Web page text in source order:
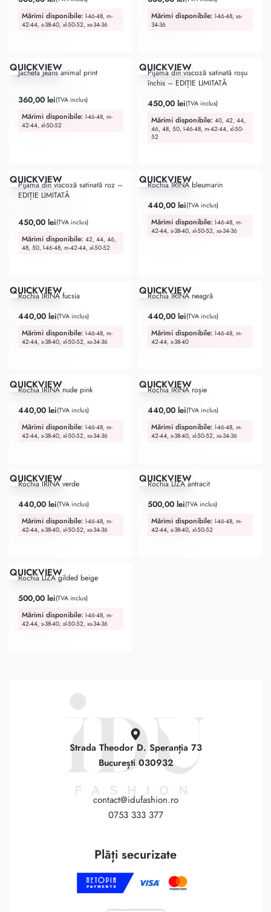
Mărimi disponibile: l-46-48, m-
42-44, s-38-40, xl-50-52, xs-34-36
Mărimi disponibile: l-46-48, xs-
34-36
QUICKVIEW
Jacheta jeans animal print
Evaluat la 5.00din 5
360,00 lei(TVA inclus)
Mărimi disponibile: l-46-48, m-
42-44, xl-50-52
QUICKVIEW
Pijama din viscoză satinată roșu
închis – EDIȚIE LIMITATĂ
450,00 lei(TVA inclus)
Mărimi disponibile: 40, 42, 44,
46, 48, 50, l-46-48, m-42-44, xl-50-
52
QUICKVIEW
Pijama din viscoză satinată roz –
EDIȚIE LIMITATĂ
Evaluat la 5.00din 5
450,00 lei(TVA inclus)
Mărimi disponibile: 42, 44, 46,
48, 50, l-46-48, m-42-44, xl-50-52
QUICKVIEW
Rochia IRINA bleumarin
440,00 lei(TVA inclus)
Mărimi disponibile: l-46-48, m-
42-44, s-38-40, xl-50-52, xs-34-36
QUICKVIEW
Rochia IRINA fucsia
440,00 lei(TVA inclus)
Mărimi disponibile: l-46-48, m-
42-44, s-38-40, xl-50-52, xs-34-36
QUICKVIEW
Rochia IRINA neagră
440,00 lei(TVA inclus)
Mărimi disponibile: l-46-48, m-
42-44, s-38-40
QUICKVIEW
Rochia IRINA nude pink
440,00 lei(TVA inclus)
Mărimi disponibile: l-46-48, m-
42-44, s-38-40, xl-50-52, xs-34-36
QUICKVIEW
Rochia IRINA roșie
440,00 lei(TVA inclus)
Mărimi disponibile: l-46-48, m-
42-44, s-38-40, xl-50-52, xs-34-36
QUICKVIEW
Rochia IRINA verde
440,00 lei(TVA inclus)
Mărimi disponibile: l-46-48, m-
42-44, s-38-40, xl-50-52, xs-34-36
QUICKVIEW
Rochia LIZA antracit
500,00 lei(TVA inclus)
Mărimi disponibile: l-46-48, m-
42-44, s-38-40, xl-50-52
QUICKVIEW
Rochia LIZA gilded beige
500,00 lei(TVA inclus)
Mărimi disponibile: l-46-48, m-
42-44, s-38-40, xl-50-52, xs-34-36
Strada Theodor D. Speranția 73
București 030932
contact@idufashion.ro
0753 333 377
Plăți securizate